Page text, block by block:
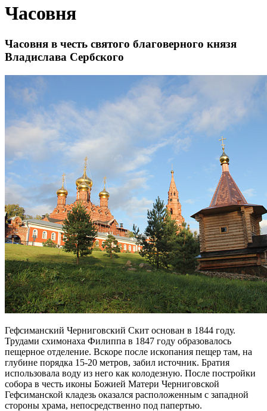
Часовня
Часовня в честь святого благоверного князя
Владислава Сербского
Гефсиманский Черниговский Скит основан в 1844 году.
Трудами схимонаха Филиппа в 1847 году образовалось
пещерное отделение. Вскоре после ископания пещер там, на
глубине порядка 15-20 метров, забил источник. Братия
использовала воду из него как колодезную. После постройки
собора в честь иконы Божией Матери Черниговской
Гефсиманской кладезь оказался расположенным с западной
стороны храма, непосредственно под папертью.